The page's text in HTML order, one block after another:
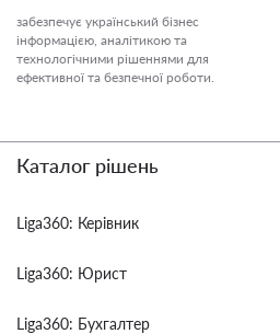
забезпечує український бізнес
інформацією, аналітикою та
технологічними рішеннями для
ефективної та безпечної роботи.
Каталог рішень
Liga360: Керівник
Liga360: Юрист
Liga360: Бухгалтер